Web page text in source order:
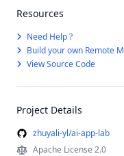
Resources
Need Help ?
Build your own Remote
View Source Code
Project Details
zhuyali-yl/ai-app-lab
Apache License 2.0